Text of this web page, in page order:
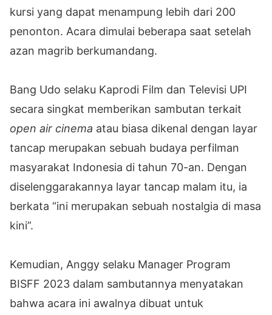
kursi yang dapat menampung lebih dari 200
penonton. Acara dimulai beberapa saat setelah
azan magrib berkumandang.
Bang Udo selaku Kaprodi Film dan Televisi UPI
secara singkat memberikan sambutan terkait
open air cinema atau biasa dikenal dengan layar
tancap merupakan sebuah budaya perfilman
masyarakat Indonesia di tahun 70-an. Dengan
diselenggarakannya layar tancap malam itu, ia
berkata “ini merupakan sebuah nostalgia di masa
kini”.
Kemudian, Anggy selaku Manager Program
BISFF 2023 dalam sambutannya menyatakan
bahwa acara ini awalnya dibuat untuk